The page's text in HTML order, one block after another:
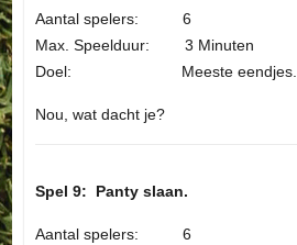
Aantal spelers: 6
Max. Speelduur: 3 Minuten
Doel: Meeste eendjes.
Nou, wat dacht je?
Spel 9: Panty slaan.
Aantal spelers: 6